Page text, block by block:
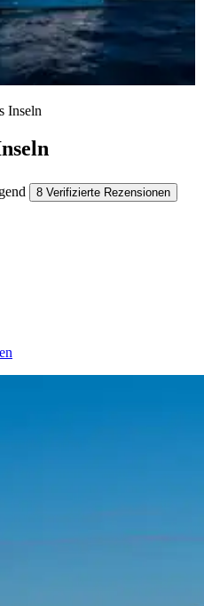
Inseln
8 Verifizierte Rezensionen